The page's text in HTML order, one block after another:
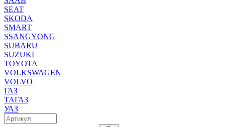
SEAT
SKODA
SMART
SSANGYONG
SUBARU
SUZUKI
TOYOTA
VOLKSWAGEN
VOLVO
ГАЗ
ТАГАЗ
УАЗ